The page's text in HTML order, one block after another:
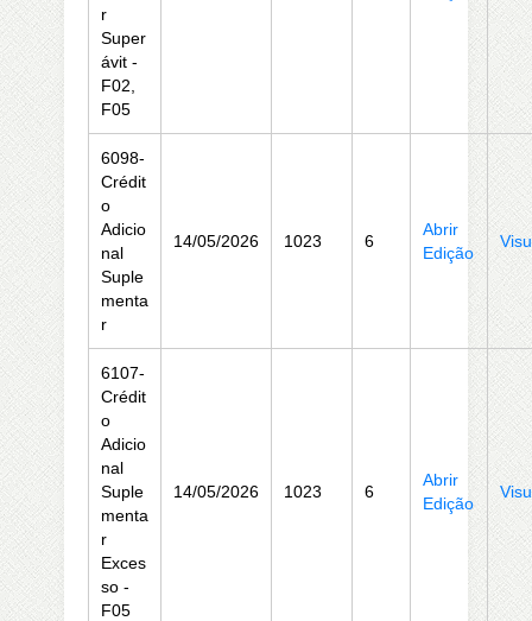
r
Super
ávit -
F02,
F05
6098-
Crédit
o
Adicio
nal
Suple
menta
r
14/05/2026 1023 6
Abrir
Edição
6107-
Crédit
o
Adicio
nal
Suple
menta
r
Exces
so -
F05
14/05/2026 1023 6
Abrir
Edição